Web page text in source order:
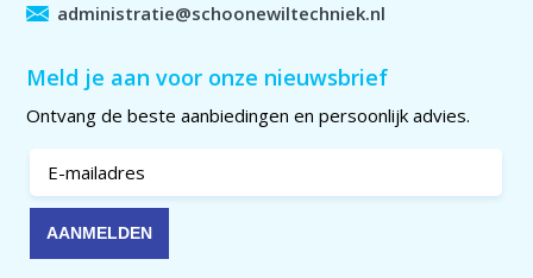
administratie@schoonewiltechniek.nl
Meld je aan voor onze nieuwsbrief
Ontvang de beste aanbiedingen en persoonlijk advies.